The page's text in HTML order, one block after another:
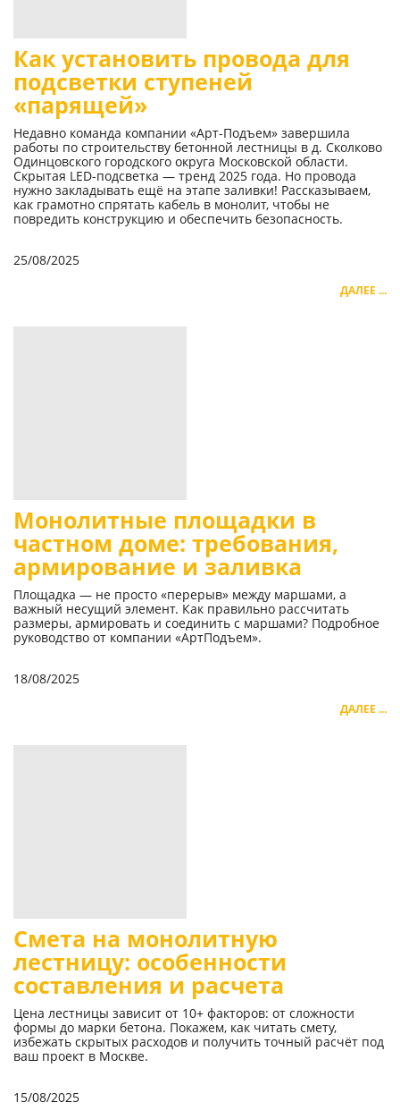
Как установить провода для
подсветки ступеней
«парящей»
Недавно команда компании «Арт-Подъем» завершила
работы по строительству бетонной лестницы в д. Сколково
Одинцовского городского округа Московской области.
Скрытая LED-подсветка — тренд 2025 года. Но провода
нужно закладывать ещё на этапе заливки! Рассказываем,
как грамотно спрятать кабель в монолит, чтобы не
повредить конструкцию и обеспечить безопасность.
25/08/2025
ДАЛЕЕ ...
Монолитные площадки в
частном доме: требования,
армирование и заливка
Площадка — не просто «перерыв» между маршами, а
важный несущий элемент. Как правильно рассчитать
размеры, армировать и соединить с маршами? Подробное
руководство от компании «АртПодъем».
18/08/2025
ДАЛЕЕ ...
Смета на монолитную
лестницу: особенности
составления и расчета
Цена лестницы зависит от 10+ факторов: от сложности
формы до марки бетона. Покажем, как читать смету,
избежать скрытых расходов и получить точный расчёт под
ваш проект в Москве.
15/08/2025